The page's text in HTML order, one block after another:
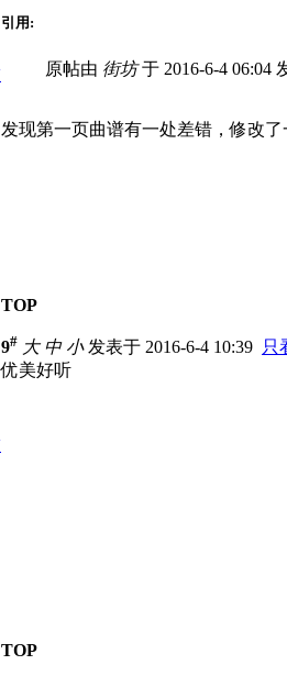
引用:
原帖由 街坊于 2016-6-4 06:04
发现第一页曲谱有一处差错，修改
TOP
9# 大 中 小发表于 2016-6-4 10:39 只
优美好听
TOP